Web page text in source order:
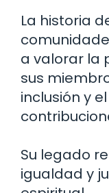
La historia
a valorar la
sus
inclusión y
Su legado
igualdad y